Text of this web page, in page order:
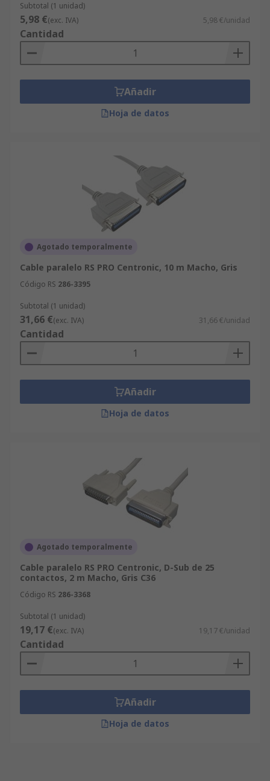
Subtotal (1 unidad)
5,98 €(exc. IVA) 5,98 €/unidad
Cantidad
Añadir
Hoja de datos
Agotado temporalmente
Cable paralelo RS PRO Centronic, 10 m Macho, Gris
Código RS 286-3395
Subtotal (1 unidad)
31,66 €(exc. IVA) 31,66 €/unidad
Cantidad
Añadir
Hoja de datos
Agotado temporalmente
Cable paralelo RS PRO Centronic, D-Sub de 25
contactos, 2 m Macho, Gris C36
Código RS 286-3368
Subtotal (1 unidad)
19,17 €(exc. IVA) 19,17 €/unidad
Cantidad
Añadir
Hoja de datos